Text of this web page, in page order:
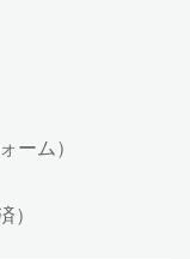
ーム）
）